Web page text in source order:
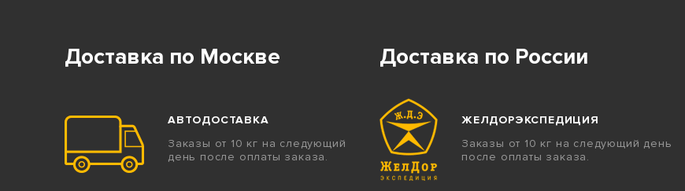
Доставка по Москве
АВТОДОСТАВКА
Заказы от 10 кг на следующий
день после оплаты заказа.
Доставка по России
ЖЕЛДОРЭКСПЕДИЦИЯ
Заказы от 10 кг на следующий день
после оплаты заказа.